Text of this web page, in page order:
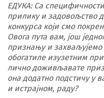
ЕДУКА: Са
прилику и задовољство
конкурса који смо
Овога пута вам, још
признању и
обогатиле изузетним
лично доживљавате
она додатно подстичу у
и истрајном, раду?